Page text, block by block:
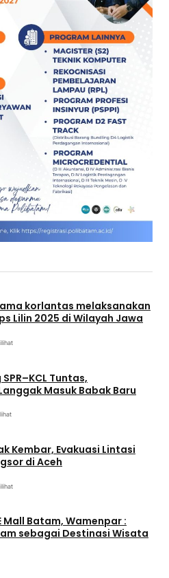
korlantas melaksanakan
Lilin 2025 di Wilayah Jawa
Tuntas,
Masuk Babak Baru
Kembar, Evakuasi Lintasi
di Aceh
Mall Batam, Wamenpar :
sebagai Destinasi Wisata